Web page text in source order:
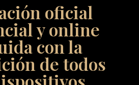
oficial
y online
con la
de todos